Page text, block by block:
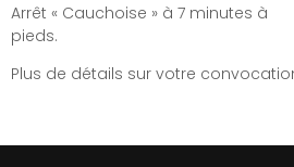
Arrêt « Cauchoise » à 7 minutes à
pieds.
Plus de détails sur votre